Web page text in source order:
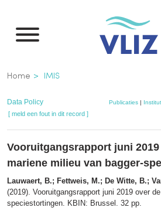
naar
inhoud
gaan
Kruimelpad
Home IMIS
Data Policy Publicaties|
[ meld een fout in dit record ]
Vooruitgangsrapport juni
mariene milieu van bagger-
Lauwaert, B.; Fettweis, M.; De Witte, B.;
(2019). Vooruitgangsrapport juni 2019 over
speciestortingen. KBIN: Brussel. 32 pp.